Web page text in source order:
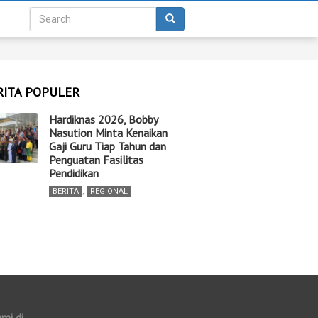
POPULER
Hardiknas 2026, Bobby
Nasution Minta Kenaikan
Gaji Guru Tiap Tahun dan
Penguatan Fasilitas
Pendidikan
BERITA , REGIONAL